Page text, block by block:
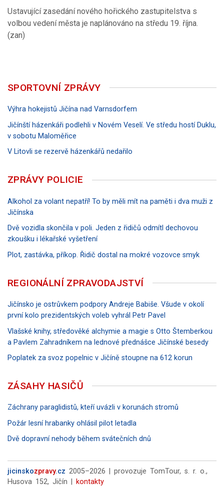
Ustavující zasedání nového hořického zastupitelstva s
volbou vedení města je naplánováno na středu 19. října.
(zan)
SPORTOVNÍ ZPRÁVY
Výhra hokejistů Jičína nad Varnsdorfem
Jičínští házenkáři podlehli v Novém Veselí. Ve středu hostí Duklu,
v sobotu Maloměřice
V Litovli se rezervě házenkářů nedařilo
ZPRÁVY POLICIE
Alkohol za volant nepatří! To by měli mít na paměti i dva muži z
Jičínska
Dvě vozidla skončila v poli. Jeden z řidičů odmítl dechovou
zkoušku i lékařské vyšetření
Plot, zastávka, příkop. Řidič dostal na mokré vozovce smyk
REGIONÁLNÍ ZPRAVODAJSTVÍ
Jičínsko je ostrůvkem podpory Andreje Babiše. Všude v okolí
první kolo prezidentských voleb vyhrál Petr Pavel
Vlašské knihy, středověké alchymie a magie s Otto Štemberkou
a Pavlem Zahradníkem na lednové přednášce Jičínské besedy
Poplatek za svoz popelnic v Jičíně stoupne na 612 korun
ZÁSAHY HASIČŮ
Záchrany paraglidistů, kteří uvázli v korunách stromů
Požár lesní hrabanky ohlásil pilot letadla
Dvě dopravní nehody během svátečních dnů
jicinskozpravy.cz 2005–2026 | provozuje TomTour, s. r. o.,
Husova 152, Jičín |
kontakty